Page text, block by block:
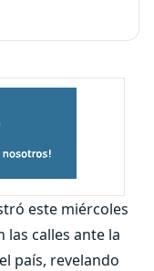
este miércoles
las calles ante la
país, revelando